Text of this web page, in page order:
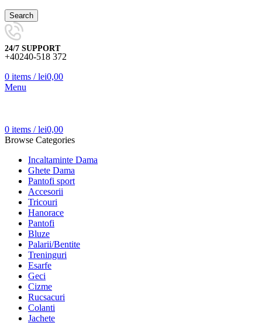
Search
24/7 SUPPORT
+40240-518 372
0 items / lei0,00
Menu
0 items / lei0,00
Browse Categories
Incaltaminte Dama
Ghete Dama
Pantofi sport
Accesorii
Tricouri
Hanorace
Pantofi
Bluze
Palarii/Bentite
Treninguri
Esarfe
Geci
Cizme
Rucsacuri
Colanti
Jachete